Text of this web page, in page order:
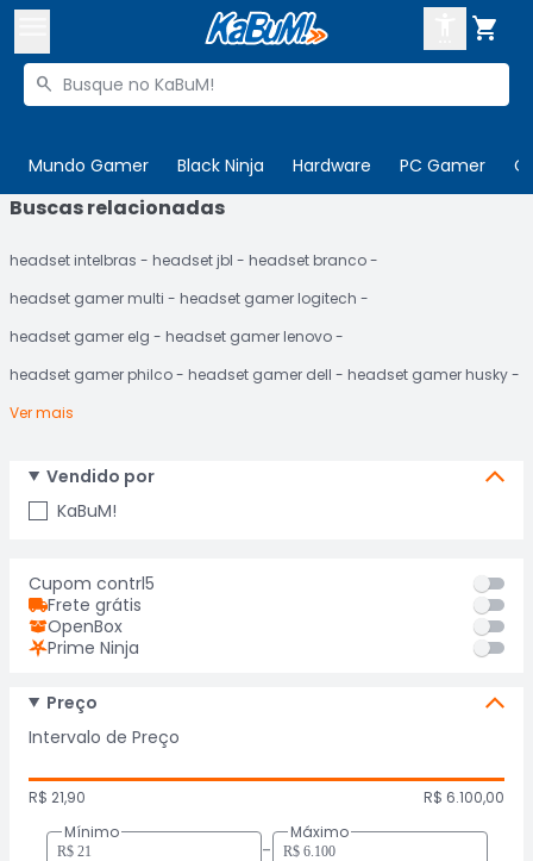

Buscar produtos

Mundo Gamer Black Ninja Hardware PC Gamer

 Departamentos
Cupons
Mais Vendidos
ENTRE
CADASTRE-SE
Buscas relacionadas
headset intelbras headset jbl
headset branco
headset gamer multi
headset gamer logitech
headset gamer elg
headset gamer lenovo
headset gamer philco
headset gamer dell
headset gamer husky
Ver mais
Vendido por
KaBuM!
Cupom contrl5
Frete grátis
OpenBox
Prime Ninja
Preço
Intervalo de Preço
R$ 21,90
R$ 6.100,00
Mínimo
-
Máximo